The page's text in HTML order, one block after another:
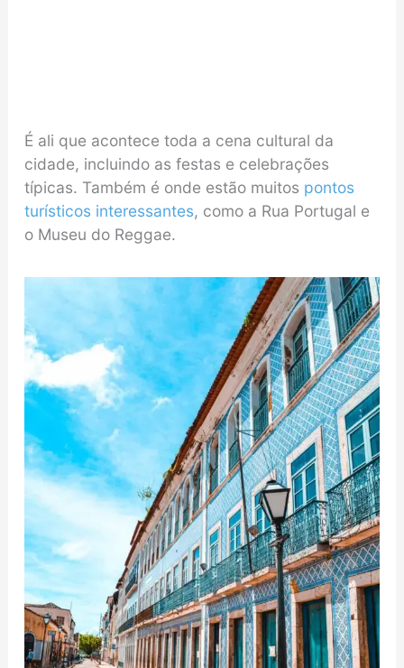
É ali que acontece toda a cena cultural da
cidade, incluindo as festas e celebrações
típicas. Também é onde estão muitos pontos
turísticos interessantes, como a Rua Portugal e
o Museu do Reggae.